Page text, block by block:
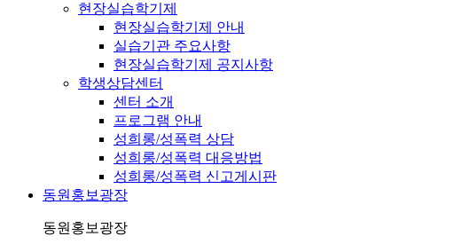
현장실습학기제
현장실습학기제 안내
실습기관 주요사항
현장실습학기제 공지사항
학생상담센터
센터 소개
프로그램 안내
성희롱/성폭력 상담
성희롱/성폭력 대응방법
성희롱/성폭력 신고게시판
동원홍보광장
동원홍보광장